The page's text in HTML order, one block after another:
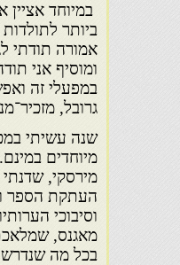
ביותר
אמורה תודתי
ומוסיף אני
במפעלי זה
גרובל,
שנה עשיתי
מיוחדים
מירסקי,
העתקת הספר
וסיבוכי
מאגנס,
בכל מה